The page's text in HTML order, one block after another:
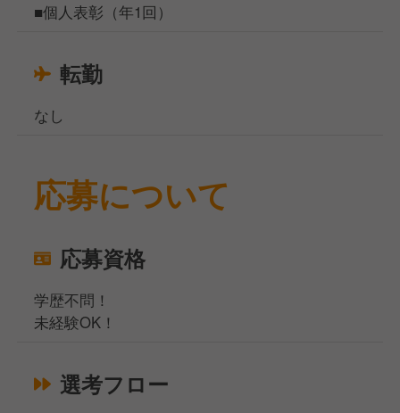
■個人表彰（年1回）
転勤
なし
応募について
応募資格
学歴不問！
未経験OK！
選考フロー